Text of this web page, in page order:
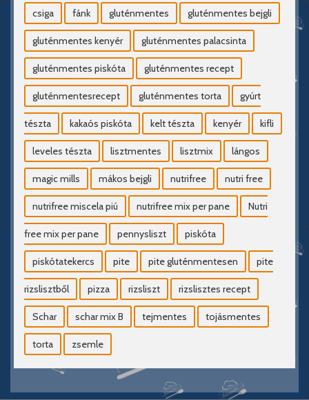
csiga fánk gluténmentes gluténmentes bejgli
gluténmentes kenyér gluténmentes palacsinta
gluténmentes piskóta gluténmentes recept
gluténmentesrecept gluténmentes torta gyúrt
tészta kakaós piskóta kelt tészta kenyér kifli
leveles tészta lisztmentes lisztmix lángos
magic mills mákos bejgli nutrifree nutri free
nutrifree miscela piú nutrifree mix per pane Nutri
free mix per pane pennysliszt piskóta
piskótatekercs pite pite gluténmentesen pite
rizslisztből pizza rizsliszt rizslisztes recept
Schar schar mix B tejmentes tojásmentes
torta zsemle